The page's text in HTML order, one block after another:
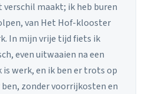
maakt; ik heb buren
van Het Hof-klooster
In mijn vrije tijd fiets ik
even uitwaaien na een
is werk, en ik ben er trots op
zonder voorrijkosten en